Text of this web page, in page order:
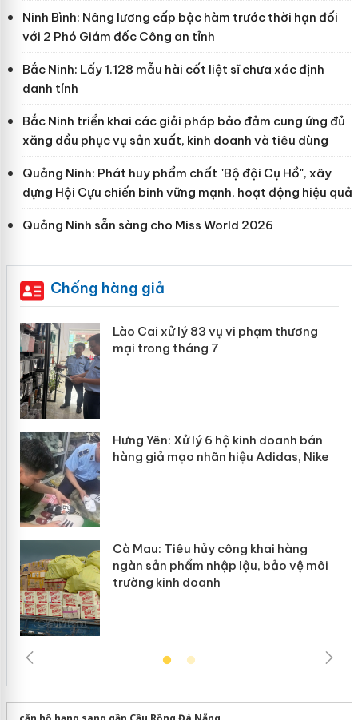
Ninh Bình: Nâng lương cấp bậc hàm trước thời hạn đối
với 2 Phó Giám đốc Công an tỉnh
Bắc Ninh: Lấy 1.128 mẫu hài cốt liệt sĩ chưa xác định
danh tính
Bắc Ninh triển khai các giải pháp bảo đảm cung ứng đủ
xăng dầu phục vụ sản xuất, kinh doanh và tiêu dùng
Quảng Ninh: Phát huy phẩm chất "Bộ đội Cụ Hồ", xây
dựng Hội Cựu chiến binh vững mạnh, hoạt động hiệu quả
Quảng Ninh sẵn sàng cho Miss World 2026
Chống hàng giả
Lào Cai xử lý 83 vụ vi phạm thương
mại trong tháng 7
Hưng Yên: Xử lý 6 hộ kinh doanh bán
hàng giả mạo nhãn hiệu Adidas, Nike
Cà Mau: Tiêu hủy công khai hàng
ngàn sản phẩm nhập lậu, bảo vệ môi
trường kinh doanh